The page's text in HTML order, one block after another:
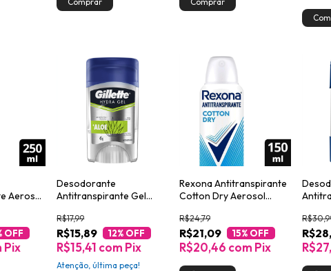
Aerosol
OFF
Pix
Desodorante
Antitranspirante Gel
45g
R$15,89
R$17,99
12% OFF
R$15,41 com Pix
Atenção, última peça!
Rexona Antitranspirante
Cotton Dry Aerosol
R$21,09
R$24,79
15% OFF
R$20,46 com Pix
Gel